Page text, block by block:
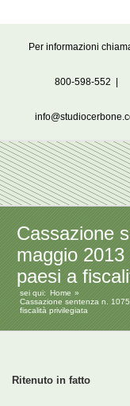
Per informazioni
800-598-552
Cassazione
maggio
paesi a
sei qui:
Home
Cassazione sentenza n.
fiscalità privilegiata
Ritenuto in fatto